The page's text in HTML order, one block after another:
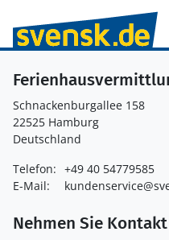
Schnackenburgallee 158
22525 Hamburg
Deutschland
Telefon: +49 40 54779585
E-Mail:
Nehmen Sie